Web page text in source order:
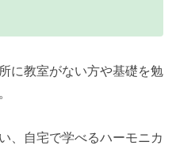
に教室がない方や基礎を勉
、自宅で学べるハーモニカ